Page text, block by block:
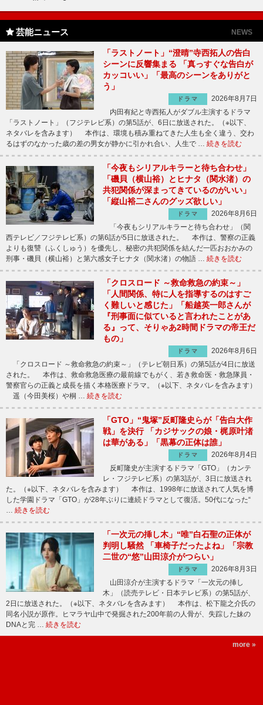
芸能ニュース NEWS
「ラストノート」“澄晴”寺西拓人の告白
シーンに反響集まる 「真っすぐな告白が
カッコいい」「最高のシーンをありがと
う」
ドラマ
2026年8月7日
内田有紀と寺西拓人がダブル主演するドラマ
「ラストノート」（フジテレビ系）の第5話が、6日に放送された。（※以下、
ネタバレを含みます） 本作は、環境も積み重ねてきた人生も全く違う、交わ
るはずのなかった歳の差の男女が静かに引かれ合い、人生で … 続きを読む
「今夜もシリアルキラーと待ち合わせ」
「磯貝（横山裕）とヒナタ（関水渚）の
共犯関係が深まってきているのがいい」
「縦山裕二さんのグッズ欲しい」
ドラマ
2026年8月6日
「今夜もシリアルキラーと待ち合わせ」（関
西テレビ／フジテレビ系）の第6話が5日に放送された。 本作は、警察の正義
よりも復讐（ふくしゅう）を優先し、秘密の共犯関係を結んだ一匹おおかみの
刑事・磯貝（横山裕）と第六感女子ヒナタ（関水渚）の物語 … 続きを読む
「クロスロード ～救命救急の約束～」
「人間関係、特に人を指導するのはすご
く難しいと感じた」「船越英一郎さんが
『刑事面に似ていると言われたことがあ
る』って、そりゃあ2時間ドラマの帝王だ
もの」
ドラマ
2026年8月6日
「クロスロード ～救命救急の約束～」（テレビ朝日系）の第5話が4日に放送
された。 本作は、救命救急医療の最前線でもがく、若き救命医・救急隊員・
警察官らの正義と成長を描く本格医療ドラマ。（※以下、ネタバレを含みます）
遥（今田美桜）や桐 … 続きを読む
「GTO」“鬼塚”反町隆史らが「告白大作
戦」を決行 「カジサックの娘・梶原叶渚
は華がある」「黒幕の正体は誰」
ドラマ
2026年8月4日
反町隆史が主演するドラマ「GTO」（カンテ
レ・フジテレビ系）の第3話が、3日に放送され
た。（※以下、ネタバレを含みます） 本作は、1998年に放送されて人気を博
した学園ドラマ「GTO」が28年ぶりに連続ドラマとして復活。50代になった“
… 続きを読む
「一次元の挿し木」“唯”白石聖の正体が
判明し騒然 「車椅子だったよね」「宗教
二世の“悠”山田涼介がつらい」
ドラマ
2026年8月3日
山田涼介が主演するドラマ「一次元の挿し
木」（読売テレビ・日本テレビ系）の第5話が、
2日に放送された。（※以下、ネタバレを含みます） 本作は、松下龍之介氏の
同名小説が原作。ヒマラヤ山中で発掘された200年前の人骨が、失踪した妹の
DNAと完 … 続きを読む
more »